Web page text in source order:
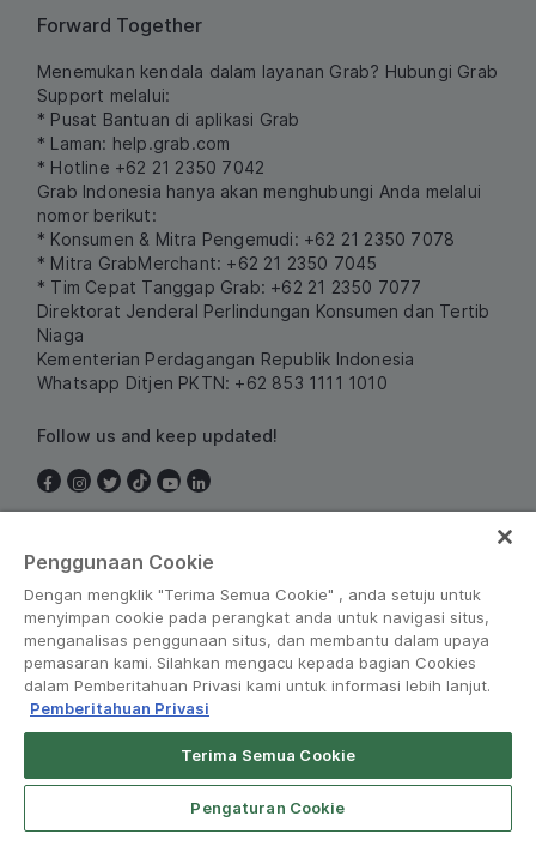
Forward Together
Menemukan kendala dalam layanan Grab? Hubungi Grab
Support melalui:
* Pusat Bantuan di aplikasi Grab
* Laman: help.grab.com
* Hotline +62 21 2350 7042
Grab Indonesia hanya akan menghubungi Anda melalui
nomor berikut:
* Konsumen & Mitra Pengemudi: +62 21 2350 7078
* Mitra GrabMerchant: +62 21 2350 7045
* Tim Cepat Tanggap Grab: +62 21 2350 7077
Direktorat Jenderal Perlindungan Konsumen dan Tertib
Niaga
Kementerian Perdagangan Republik Indonesia
Whatsapp Ditjen PKTN: +62 853 1111 1010
Follow us and keep updated!
© Grab 2010 - 2026
Penggunaan Cookie
Dengan mengklik "Terima Semua Cookie" , anda setuju untuk
menyimpan cookie pada perangkat anda untuk navigasi situs,
menganalisas penggunaan situs, dan membantu dalam upaya
pemasaran kami. Silahkan mengacu kepada bagian Cookies
dalam Pemberitahuan Privasi kami untuk informasi lebih lanjut.
Pemberitahuan Privasi
Terima Semua Cookie
Pengaturan Cookie